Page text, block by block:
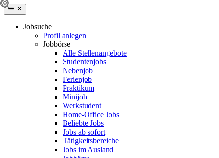
Jobsuche
Profil anlegen
Jobbörse
Alle Stellenangebote
Studentenjobs
Nebenjob
Ferienjob
Praktikum
Minijob
Werkstudent
Home-Office Jobs
Beliebte Jobs
Jobs ab sofort
Tätigkeitsbereiche
Jobs im Ausland